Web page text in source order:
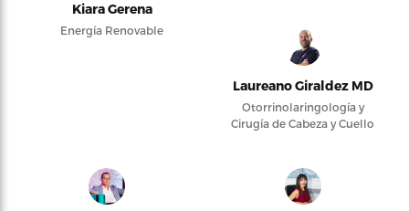
Kiara Gerena
Energía Renovable
Laureano Giraldez MD
Otorrinolaringología y
Cirugía de Cabeza y Cuello